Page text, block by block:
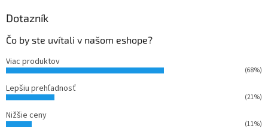
Dotazník
Čo by ste uvítali v našom eshope?
Viac produktov
(68%)
Lepšiu prehľadnosť
(21%)
Nižšie ceny
(11%)